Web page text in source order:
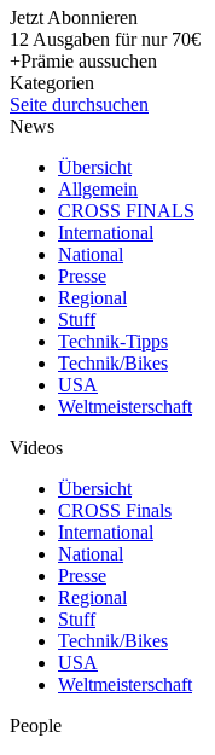
Jetzt Abonnieren
12 Ausgaben für nur 70€
+Prämie aussuchen
Kategorien
Seite durchsuchen
News
Übersicht
Allgemein
CROSS FINALS
International
National
Presse
Regional
Stuff
Technik-Tipps
Technik/Bikes
USA
Weltmeisterschaft
Videos
Übersicht
CROSS Finals
International
National
Presse
Regional
Stuff
Technik/Bikes
USA
Weltmeisterschaft
People